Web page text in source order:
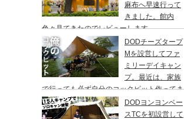
麻布へ早速行って
きました。館内
色々見てきたのでレビューします。
DODチーズタープ
Mを設営してファ
ミリーデイキャン
プ。最近は、家族
で行っても必ず自分のコックピット作ってま
す♪
DODヨンヨンベー
スTCを初設営して